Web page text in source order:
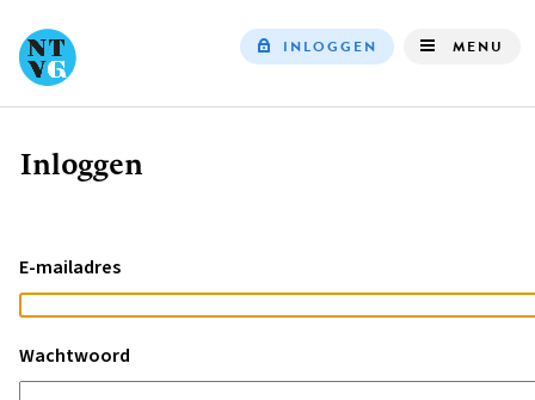
INLOGGEN MENU
Kruimelpad
Inloggen
E-mailadres
Wachtwoord